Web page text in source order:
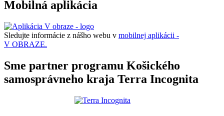
Mobilná aplikácia
Sledujte informácie z nášho webu v mobilnej aplikácii -
V OBRAZE.
Sme partner programu Košického
samosprávneho kraja Terra Incognita